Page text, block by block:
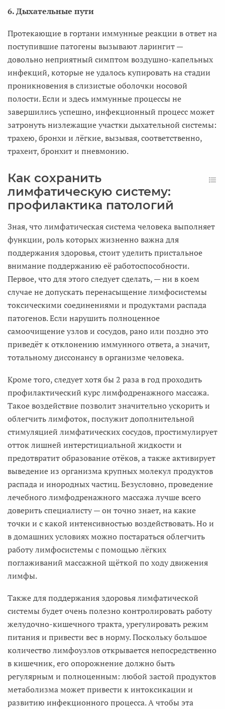
6. Дыхательные пути
Протекающие в гортани иммунные реакции в ответ на
поступившие патогены вызывают ларингит —
довольно неприятный симптом воздушно-капельных
инфекций, которые не удалось купировать на стадии
проникновения в слизистые оболочки носовой
полости. Если и здесь иммунные процессы не
завершились успешно, инфекционный процесс может
затронуть низлежащие участки дыхательной системы:
трахею, бронхи и лёгкие, вызывая, соответственно,
трахеит, бронхит и пневмонию.
Как сохранить
лимфатическую систему:
профилактика патологий
Зная, что лимфатическая система человека выполняет
функции, роль которых жизненно важна для
поддержания здоровья, стоит уделить пристальное
внимание поддержанию её работоспособности.
Первое, что для этого следует сделать, — ни в коем
случае не допускать перенасыщение лимфосистемы
токсическими соединениями и продуктами распада
патогенов. Если нарушить полноценное
самоочищение узлов и сосудов, рано или поздно это
приведёт к отклонению иммунного ответа, а значит,
тотальному диссонансу в организме человека.
Кроме того, следует хотя бы 2 раза в год проходить
профилактический курс лимфодренажного массажа.
Такое воздействие позволит значительно ускорить и
облегчить лимфоток, послужит дополнительной
стимуляцией лимфатических сосудов, простимулирует
отток лишней интерстициальной жидкости и
предотвратит образование отёков, а также активирует
выведение из организма крупных молекул продуктов
распада и инородных частиц. Безусловно, проведение
лечебного лимфодренажного массажа лучше всего
доверить специалисту — он точно знает, на какие
точки и с какой интенсивностью воздействовать. Но и
в домашних условиях можно постараться облегчить
работу лимфосистемы с помощью лёгких
поглаживаний массажной щёткой по ходу движения
лимфы.
Также для поддержания здоровья лимфатической
системы будет очень полезно контролировать работу
желудочно-кишечного тракта, урегулировать режим
питания и привести вес в норму. Поскольку большое
количество лимфоузлов открывается непосредственно
в кишечник, его опорожнение должно быть
регулярным и полноценным: любой застой продуктов
метаболизма может привести к интоксикации и
развитию инфекционного процесса. А чтобы эта